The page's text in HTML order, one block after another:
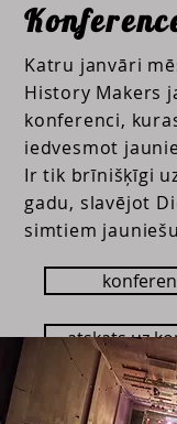
Katru janvāri
History Makers
konferenci,
iedvesmot
Ir tik brīnišķīgi
gadu, slavējot
simtiem
atskats uz